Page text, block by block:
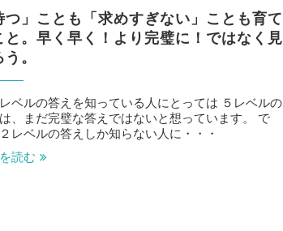
つ」ことも「求めすぎない」ことも育て
と。早く早く！より完璧に！ではなく見
。
ベルの答えを知っている人にとっては ５レベルの
、まだ完璧な答えではないと想っています。 で
レベルの答えしか知らない人に・・・
読む